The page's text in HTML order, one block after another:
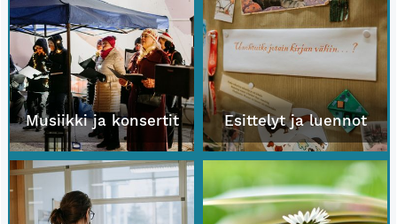
Musiikki ja konsertit Esittelyt ja luennot